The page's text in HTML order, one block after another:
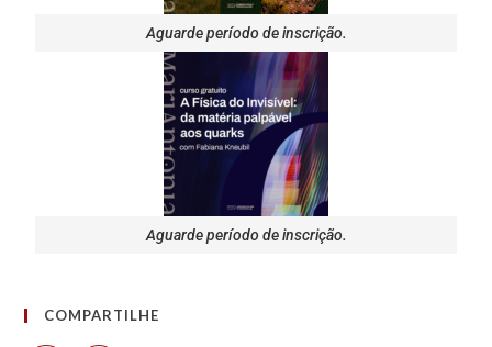
Aguarde período de inscrição.
Aguarde período de inscrição.
COMPARTILHE